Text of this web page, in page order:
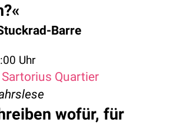
Barre
Uhr
Quartier
wofür, für